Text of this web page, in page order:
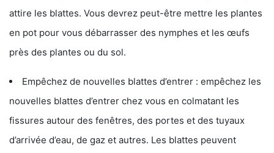
attire les blattes. Vous devrez peut-être mettre les plantes
en pot pour vous débarrasser des nymphes et les œufs
près des plantes ou du sol.
Empêchez de nouvelles blattes d’entrer : empêchez les
nouvelles blattes d’entrer chez vous en colmatant les
fissures autour des fenêtres, des portes et des tuyaux
d’arrivée d’eau, de gaz et autres. Les blattes peuvent